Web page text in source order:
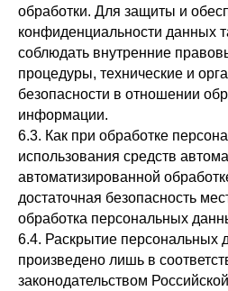
обработки. Для защиты и
конфиденциальности данных
соблюдать внутренние
процедуры, технические и
безопасности в отношении
информации.
6.3. Как при обработке
использования средств
автоматизированной
достаточная безопасность
обработка персональных
6.4. Раскрытие персональных
произведено лишь в
законодательством